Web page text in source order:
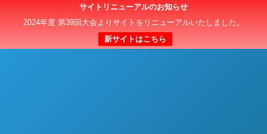
サイトリニューアルのお知らせ
2024年度 第39回大会よりサイトをリニューアルいたしました。
新サイトはこちら
日本クラブユースサッカー選手権（U-15）大会